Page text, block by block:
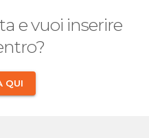
e vuoi inserire
QUI